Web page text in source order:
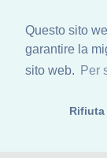
Questo sito
garantire la
sito web.
Per
Rifiuta
sbaruffati 11
totaro 1253
© 2017 -